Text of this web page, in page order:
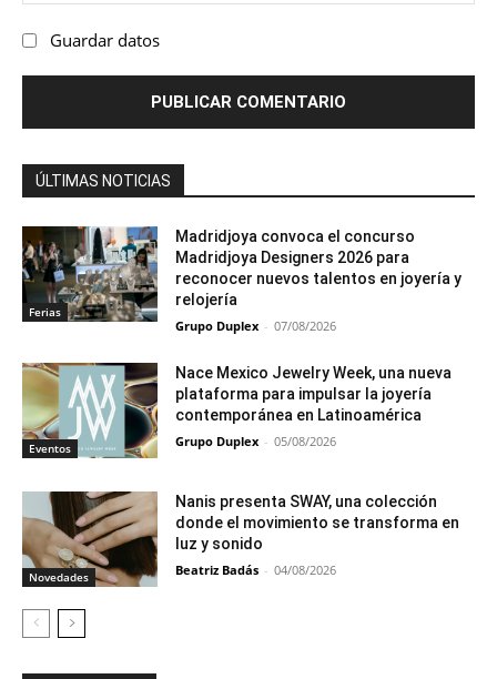
Guardar datos
ÚLTIMAS NOTICIAS
Ferias
Madridjoya convoca el concurso
Madridjoya Designers 2026 para
reconocer nuevos talentos en joyería y
relojería
Grupo Duplex - 07/08/2026
Eventos
Nace Mexico Jewelry Week, una nueva
plataforma para impulsar la joyería
contemporánea en Latinoamérica
Grupo Duplex - 05/08/2026
Novedades
Nanis presenta SWAY, una colección
donde el movimiento se transforma en
luz y sonido
Beatriz Badás - 04/08/2026